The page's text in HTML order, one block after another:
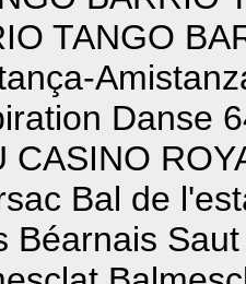
TANGO
Danse
CASINO
Bal de
Béarnais